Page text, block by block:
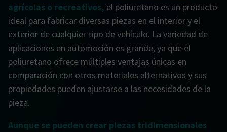
agrícolas o recreativos, el poliuretano es un producto
ideal para fabricar diversas piezas en el interior y el
exterior de cualquier tipo de vehículo. La variedad de
aplicaciones en automoción es grande, ya que el
poliuretano ofrece múltiples ventajas únicas en
comparación con otros materiales alternativos y sus
propiedades pueden ajustarse a las necesidades de la
pieza.
Aunque se pueden crear piezas tridimensionales